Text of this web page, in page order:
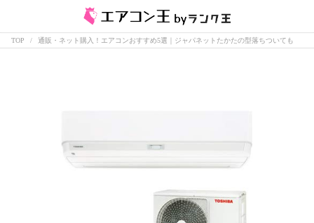
TOP 通販・ネット購入！エアコンおすすめ5選｜ジャパネットたかたの型落ちついても